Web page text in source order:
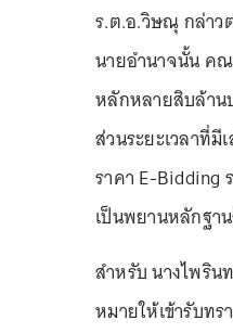
ร.ต.อ.วิษณุ กล่าว
นายอำนาจนั้น ค
หลักหลายสิบล้าน
ส่วนระยะเวลาที่มี
ราคา E-Bidding
เป็นพยานหลักฐ
สำหรับ นางไพริ
หมายให้เข้ารับท